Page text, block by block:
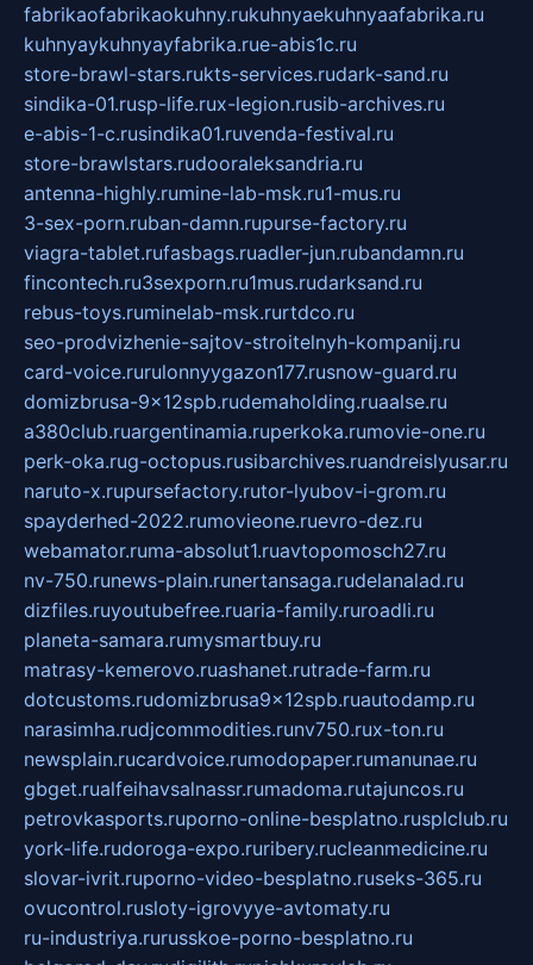
fabrikaofabrikaokuhny.rukuhnyaekuhnyaafabrika.ru
kuhnyaykuhnyayfabrika.rue-abis1c.ru
store-brawl-stars.rukts-services.rudark-sand.ru
sindika-01.rusp-life.rux-legion.rusib-archives.ru
e-abis-1-c.rusindika01.ruvenda-festival.ru
store-brawlstars.rudooraleksandria.ru
antenna-highly.rumine-lab-msk.ru1-mus.ru
3-sex-porn.ruban-damn.rupurse-factory.ru
viagra-tablet.rufasbags.ruadler-jun.rubandamn.ru
fincontech.ru3sexporn.ru1mus.rudarksand.ru
rebus-toys.ruminelab-msk.rurtdco.ru
seo-prodvizhenie-sajtov-stroitelnyh-kompanij.ru
card-voice.rurulonnyygazon177.rusnow-guard.ru
domizbrusa-9x12spb.rudemaholding.ruaalse.ru
a380club.ruargentinamia.ruperkoka.rumovie-one.ru
perk-oka.rug-octopus.rusibarchives.ruandreislyusar.ru
naruto-x.rupursefactory.rutor-lyubov-i-grom.ru
spayderhed-2022.rumovieone.ruevro-dez.ru
webamator.ruma-absolut1.ruavtopomosch27.ru
nv-750.runews-plain.runertansaga.rudelanalad.ru
dizfiles.ruyoutubefree.ruaria-family.ruroadli.ru
planeta-samara.rumysmartbuy.ru
matrasy-kemerovo.ruashanet.rutrade-farm.ru
dotcustoms.rudomizbrusa9x12spb.ruautodamp.ru
narasimha.rudjcommodities.runv750.rux-ton.ru
newsplain.rucardvoice.rumodopaper.rumanunae.ru
gbget.rualfeihavsalnassr.rumadoma.rutajuncos.ru
petrovkasports.ruporno-online-besplatno.rusplclub.ru
york-life.rudoroga-expo.ruribery.rucleanmedicine.ru
slovar-ivrit.ruporno-video-besplatno.ruseks-365.ru
ovucontrol.rusloty-igrovyye-avtomaty.ru
ru-industriya.rurusskoe-porno-besplatno.ru